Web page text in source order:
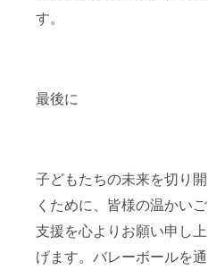
す。
最後に
子どもたちの未来を切り開
くために、皆様の温かいご
支援を心よりお願い申し上
げます。バレーボールを通